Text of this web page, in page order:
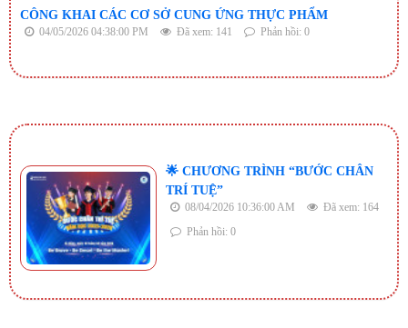
CÔNG KHAI CÁC CƠ SỞ CUNG ỨNG THỰC PHẨM
04/05/2026 04:38:00 PM Đã xem: 141 Phản hồi: 0
🌟 CHƯƠNG TRÌNH “BƯỚC CHÂN
TRÍ TUỆ”
08/04/2026 10:36:00 AM
Đã xem: 164
Phản hồi: 0